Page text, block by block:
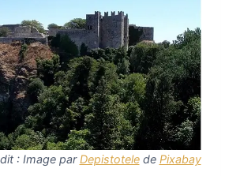
: Image parDepistotelede Pixabay